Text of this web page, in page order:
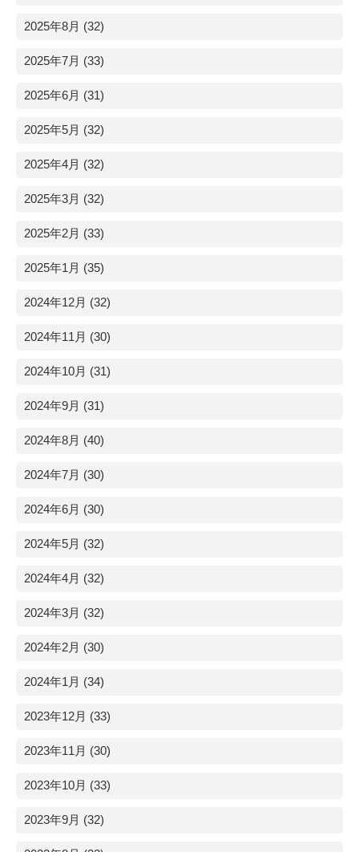
2025年8月 (32)
2025年7月 (33)
2025年6月 (31)
2025年5月 (32)
2025年4月 (32)
2025年3月 (32)
2025年2月 (33)
2025年1月 (35)
2024年12月 (32)
2024年11月 (30)
2024年10月 (31)
2024年9月 (31)
2024年8月 (40)
2024年7月 (30)
2024年6月 (30)
2024年5月 (32)
2024年4月 (32)
2024年3月 (32)
2024年2月 (30)
2024年1月 (34)
2023年12月 (33)
2023年11月 (30)
2023年10月 (33)
2023年9月 (32)